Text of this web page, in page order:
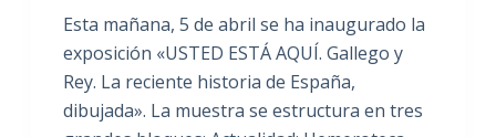
Esta mañana, 5 de abril se ha inaugurado la
exposición «USTED ESTÁ AQUÍ. Gallego y
Rey. La reciente historia de España,
dibujada». La muestra se estructura en tres